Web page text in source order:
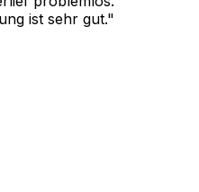
ist sehr gut."